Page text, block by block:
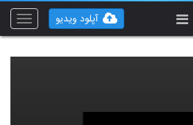
Toggle
آپلود ویدیو